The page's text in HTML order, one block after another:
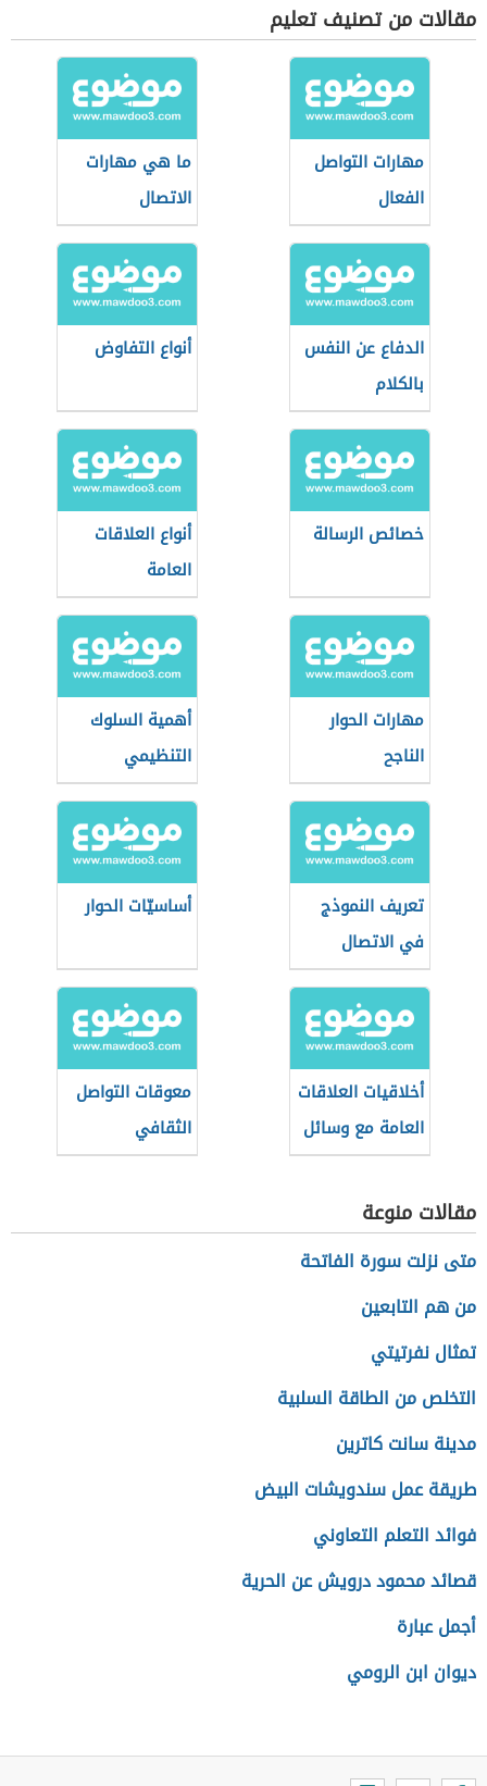
مقالات من تصنيف تعليم
مهارات التواصل
الفعال
ما هي مهارات
الاتصال
الدفاع عن النفس
بالكلام
أنواع التفاوض
خصائص الرسالة
أنواع العلاقات
العامة
مهارات الحوار
الناجح
أهمية السلوك
التنظيمي
تعريف النموذج
في الاتصال
أساسيّات الحوار
أخلاقيات العلاقات
العامة مع وسائل
الإعلام
معوقات التواصل
الثقافي
مقالات منوعة
متى نزلت سورة الفاتحة
من هم التابعين
تمثال نفرتيتي
التخلص من الطاقة السلبية
مدينة سانت كاترين
طريقة عمل سندويشات البيض
فوائد التعلم التعاوني
قصائد محمود درويش عن الحرية
أجمل عبارة
ديوان ابن الرومي